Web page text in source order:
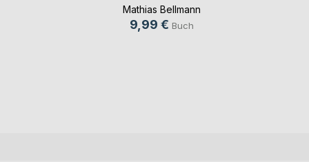
Mathias Bellmann
9,99 € Buch